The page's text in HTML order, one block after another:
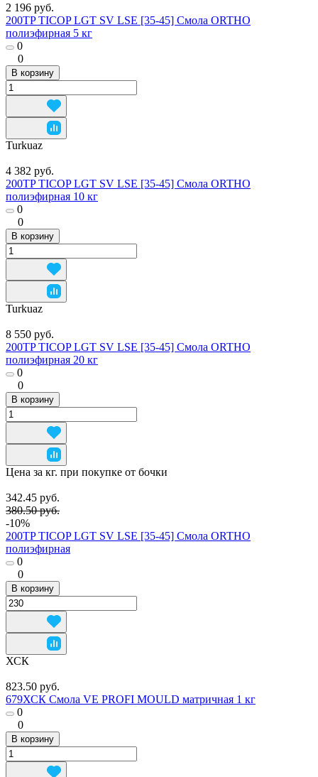
2 196 руб.
200TP TICOP LGT SV LSE [35-45] Смола ORTHO
полиэфирная 5 кг
0
0
В корзину
Turkuaz
4 382 руб.
200TP TICOP LGT SV LSE [35-45] Смола ORTHO
полиэфирная 10 кг
0
0
В корзину
Turkuaz
8 550 руб.
200TP TICOP LGT SV LSE [35-45] Смола ORTHO
полиэфирная 20 кг
0
0
В корзину
Цена за кг. при покупке от бочки
342.45 руб.
380.50 руб.
-10%
200TP TICOP LGT SV LSE [35-45] Смола ORTHO
полиэфирная
0
0
В корзину
ХСК
823.50 руб.
679ХСК Смола VE PROFI MOULD матричная 1 кг
0
0
В корзину